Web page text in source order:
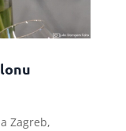
Zagreb,